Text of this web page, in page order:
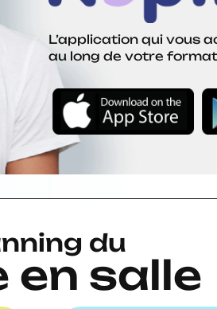
L’application qui vous
au long de votre
du
en salle